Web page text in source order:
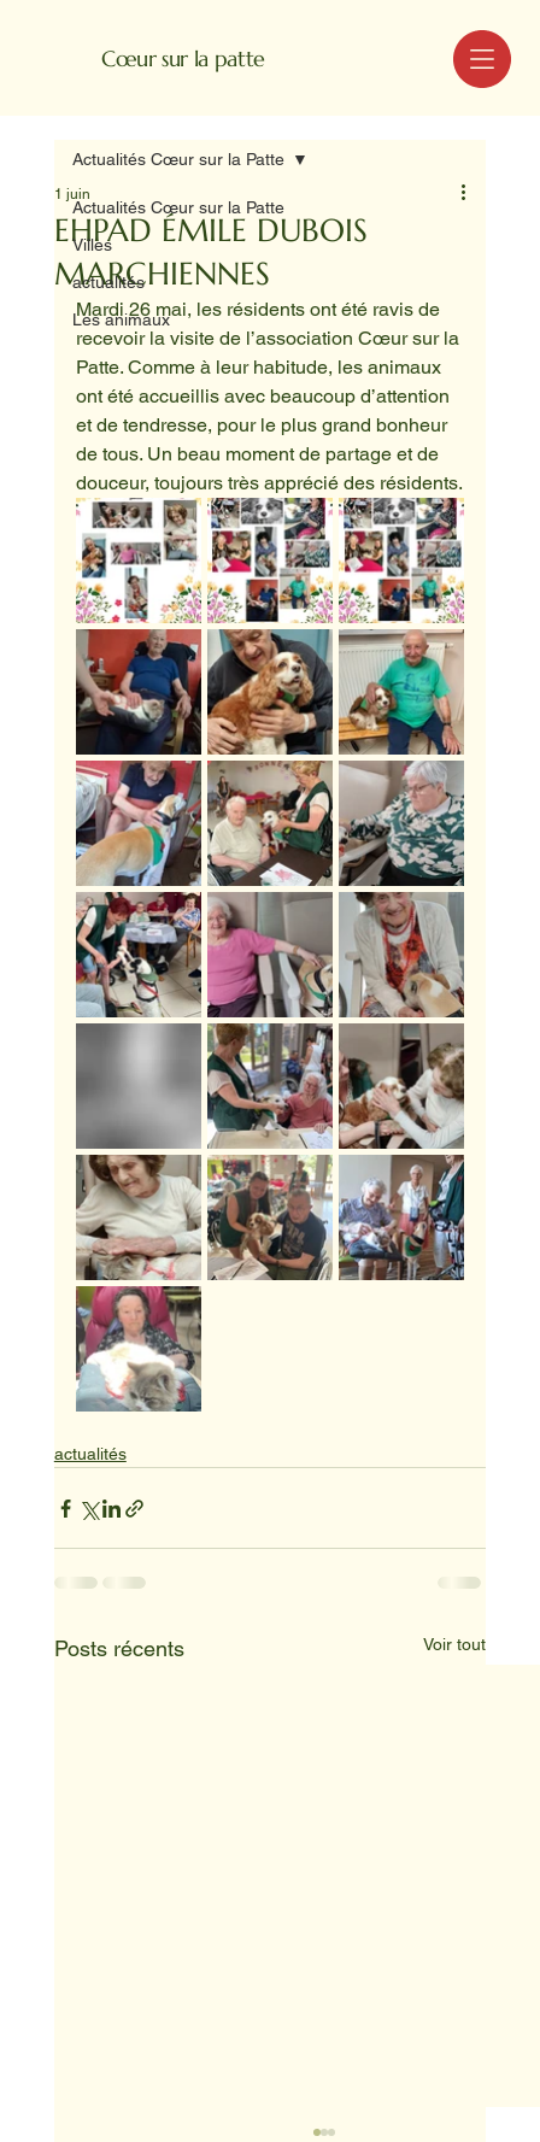
Cœur sur la patte MENU
Actualités Cœur sur la Patte
Villes
actualités
Les animaux
Actualités Cœur sur la Patte
EHPAD ÉMILE DUBOIS
MARCHIENNES
1 juin
Mardi 26 mai, les résidents ont été ravis de
recevoir la visite de l’association Cœur sur la
Patte. Comme à leur habitude, les animaux
ont été accueillis avec beaucoup d’attention
et de tendresse, pour le plus grand bonheur
de tous. Un beau moment de partage et de
douceur, toujours très apprécié des résidents.
actualités
Posts récents Voir tout